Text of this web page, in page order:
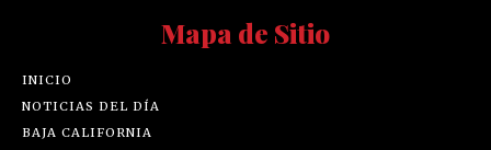
Mapa de Sitio
INICIO
NOTICIAS DEL DÍA
BAJA CALIFORNIA